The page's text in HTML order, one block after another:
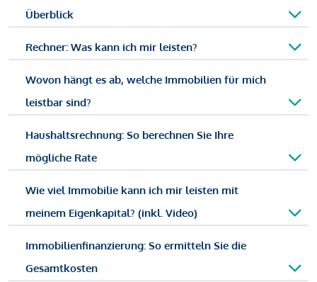
Überblick
Rechner: Was kann ich mir leisten?
Wovon hängt es ab, welche Immobilien für mich
leistbar sind?
Haushaltsrechnung: So berechnen Sie Ihre
mögliche Rate
Wie viel Immobilie kann ich mir leisten mit
meinem Eigenkapital? (inkl. Video)
Immobilienfinanzierung: So ermitteln Sie die
Gesamtkosten